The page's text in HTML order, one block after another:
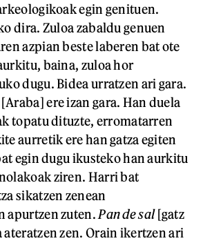
egin genituen.
dira. Zuloa zabaldu genuen
azpian beste laberen bat ote
baina, zuloa hor
dugu. Bidea urratzen ari gara.
ere izan gara. Han duela
topatu dituzte, erromatarren
aurretik ere han gatza egiten
egin dugu ikusteko han aurkitu
ziren. Harri bat
sikatzen zenean
apurtzen zuten. Pan de sal[gatz
ateratzen zen. Orain ikertzen ari